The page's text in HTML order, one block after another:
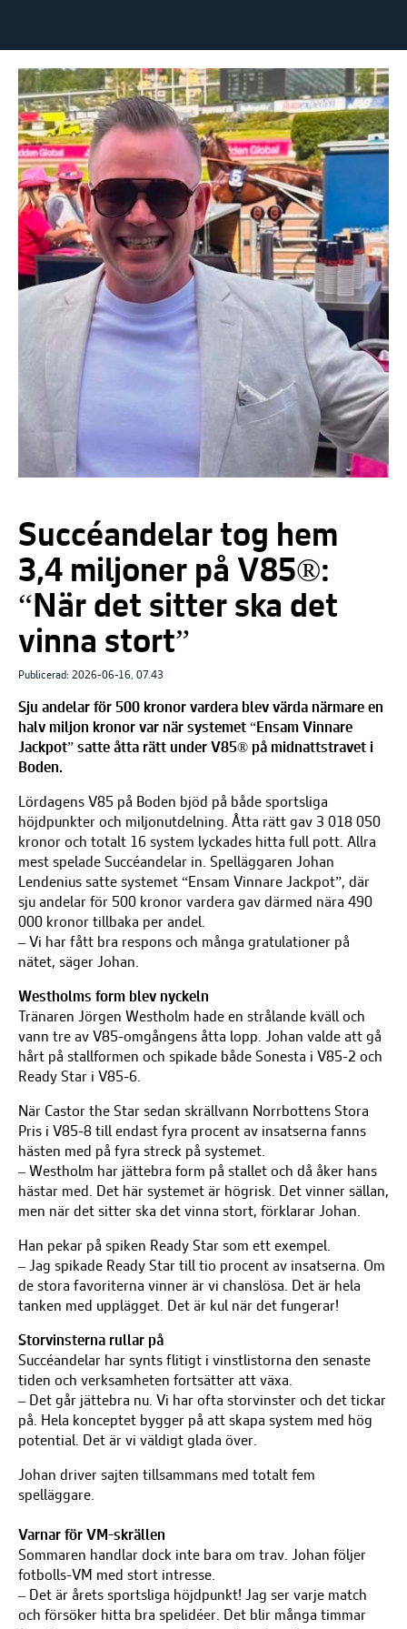
Succéandelar tog hem
3,4 miljoner på V85®:
“När det sitter ska det
vinna stort”
Publicerad: 2026-06-16, 07.43
Sju andelar för 500 kronor vardera blev värda närmare en
halv miljon kronor var när systemet “Ensam Vinnare
Jackpot” satte åtta rätt under V85® på midnattstravet i
Boden.
Lördagens V85 på Boden bjöd på både sportsliga
höjdpunkter och miljonutdelning. Åtta rätt gav 3 018 050
kronor och totalt 16 system lyckades hitta full pott. Allra
mest spelade Succéandelar in. Spelläggaren Johan
Lendenius satte systemet “Ensam Vinnare Jackpot”, där
sju andelar för 500 kronor vardera gav därmed nära 490
000 kronor tillbaka per andel.
– Vi har fått bra respons och många gratulationer på
nätet, säger Johan.
Westholms form blev nyckeln
Tränaren Jörgen Westholm hade en strålande kväll och
vann tre av V85-omgångens åtta lopp. Johan valde att gå
hårt på stallformen och spikade både Sonesta i V85-2 och
Ready Star i V85-6.
När Castor the Star sedan skrällvann Norrbottens Stora
Pris i V85-8 till endast fyra procent av insatserna fanns
hästen med på fyra streck på systemet.
– Westholm har jättebra form på stallet och då åker hans
hästar med. Det här systemet är högrisk. Det vinner sällan,
men när det sitter ska det vinna stort, förklarar Johan.
Han pekar på spiken Ready Star som ett exempel.
– Jag spikade Ready Star till tio procent av insatserna. Om
de stora favoriterna vinner är vi chanslösa. Det är hela
tanken med upplägget. Det är kul när det fungerar!
Storvinsterna rullar på
Succéandelar har synts flitigt i vinstlistorna den senaste
tiden och verksamheten fortsätter att växa.
– Det går jättebra nu. Vi har ofta storvinster och det tickar
på. Hela konceptet bygger på att skapa system med hög
potential. Det är vi väldigt glada över.
Johan driver sajten tillsammans med totalt fem
spelläggare.
Varnar för VM-skrällen
Sommaren handlar dock inte bara om trav. Johan följer
fotbolls-VM med stort intresse.
– Det är årets sportsliga höjdpunkt! Jag ser varje match
och försöker hitta bra spelidéer. Det blir många timmar